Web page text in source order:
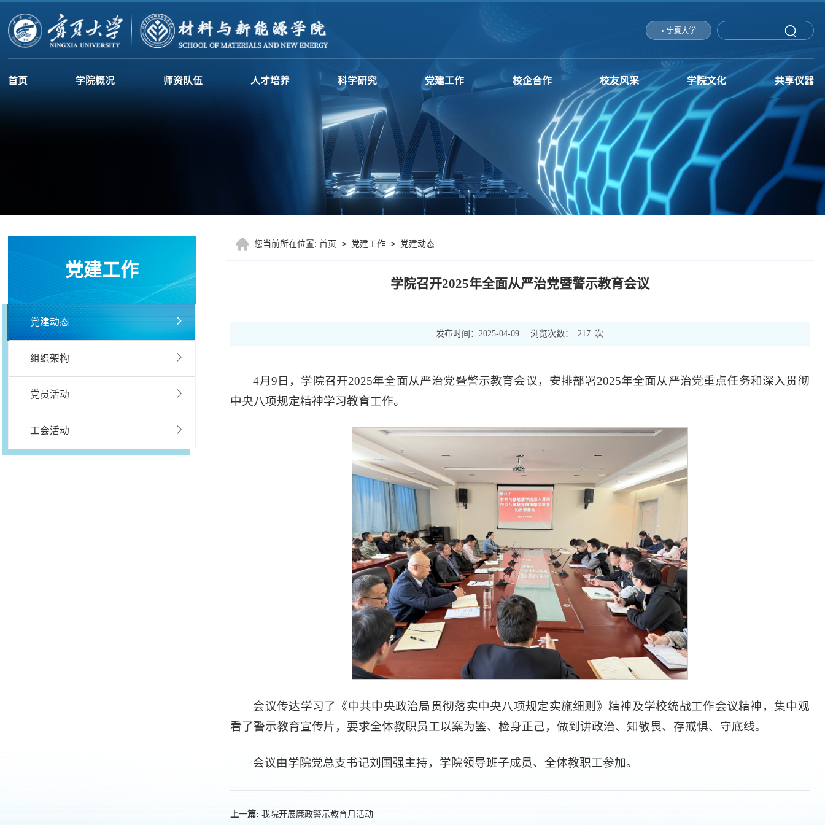
宁夏大学
首页 学院概况 师资队伍 人才培养 科学研究 党建工作 校企合作 校友风采 学院文化 共享仪器
党建工作
党建动态
组织架构
党员活动
工会活动
您当前所在位置: 首页 > 党建工作 > 党建动态
学院召开2025年全面从严治党暨警示教育会议
发布时间： 2025-04-09 浏览次数： 217 次
4月9日，学院召开2025年全面从严治党暨警示教育会议，安排部署2025年全面从严治党重点任务和深入贯彻
中央八项规定精神学习教育工作。
会议传达学习了《中共中央政治局贯彻落实中央八项规定实施细则》精神及学校统战工作会议精神，集中观
看了警示教育宣传片，要求全体教职员工以案为鉴、检身正己，做到讲政治、知敬畏、存戒惧、守底线。
会议由学院党总支书记刘国强主持，学院领导班子成员、全体教职工参加。
上一篇:我院开展廉政警示教育月活动